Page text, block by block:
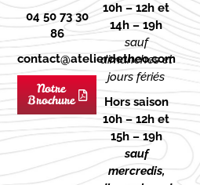
04 50 73 30
86
contact@atelierdetheo.com
Notre
Brochure
10h – 12h et
14h – 19h
sauf
dimanches et
jours fériés
Hors saison
10h – 12h et
15h – 19h
sauf
mercredis,